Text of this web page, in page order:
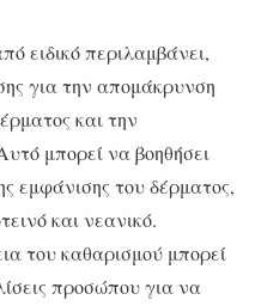
ειδικό περιλαμβάνει,
για την απομάκρυνση
και την
μπορεί να βοηθήσει
εμφάνισης του δέρματος,
και νεανικό.
του καθαρισμού μπορεί
προσώπου για να